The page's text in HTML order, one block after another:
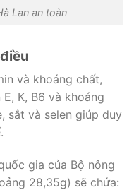
Lan an toàn
và khoáng chất,
K, B6 và khoáng
sắt và selen giúp duy
gia của Bộ nông
28,35g) sẽ chứa: